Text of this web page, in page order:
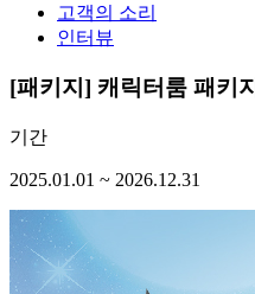
고객의 소리
인터뷰
[패키지] 캐릭터룸 패키지
기간
2025.01.01 ~ 2026.12.31